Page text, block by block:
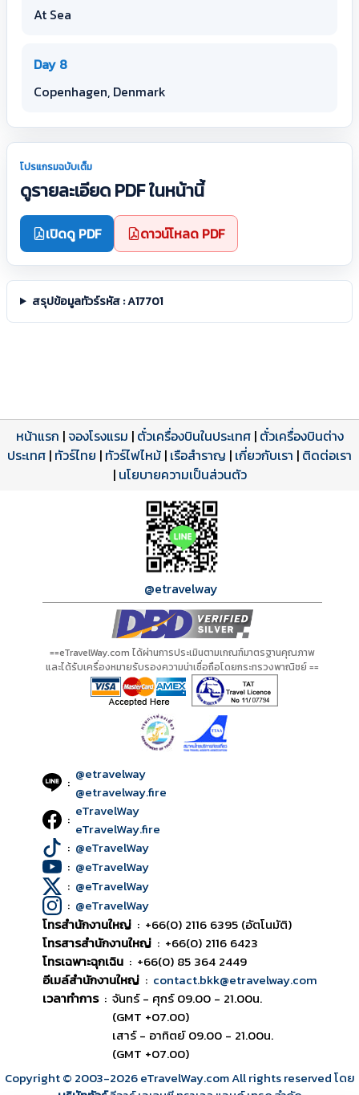
At Sea
Day 8
Copenhagen, Denmark
โปรแกรมฉบับเต็ม
ดูรายละเอียด PDF ในหน้านี้
เปิดดู PDF ดาวน์โหลด PDF
สรุปข้อมูลทัวร์รหัส : A17701
โปรแกรมทัวร์
ดาวน์โหลด PDF
รีวิวลูกค้าจริง
รีวิวจาก eTravelWay
เปิดหน้าเต็ม
ใบอนุญาตนำเที่ยว
เลขที่ 11/11450
เปิดหน้าเต็ม
หน้าแรก |จองโรงแรม | ตั๋วเครื่องบินในประเทศ| ตั๋วเครื่องบินต่าง
ประเทศ | ทัวร์ไทย | ทัวร์ไฟไหม้ | เรือสำราญ | เกี่ยวกับเรา | ติดต่อเรา
| นโยบายความเป็นส่วนตัว
@etravelway
==eTravelWay.com ได้ผ่านการประเมินตามเกณฑ์มาตรฐานคุณภาพ
และได้รับเครื่องหมายรับรองความน่าเชื่อถือโดยกระทรวงพาณิชย์ ==
: @etravelway
@etravelway.fire
: eTravelWay
eTravelWay.fire
: @eTravelWay
: @eTravelWay
: @eTravelWay
: @eTravelWay
โทรสำนักงานใหญ่ : +66(0) 2116 6395 (อัตโนมัติ)
โทรสารสำนักงานใหญ่ : +66(0) 2116 6423
โทรเฉพาะฉุกเฉิน : +66(0) 85 364 2449
อีเมล์สำนักงานใหญ่ : contact.bkk@etravelway.com
เวลาทำการ : จันทร์ - ศุกร์ 09.00 - 21.00น.
(GMT +07.00)
เสาร์ - อาทิตย์ 09.00 - 21.00น.
(GMT +07.00)
Copyright © 2003-2026eTravelWay.com All rights reserved โดย